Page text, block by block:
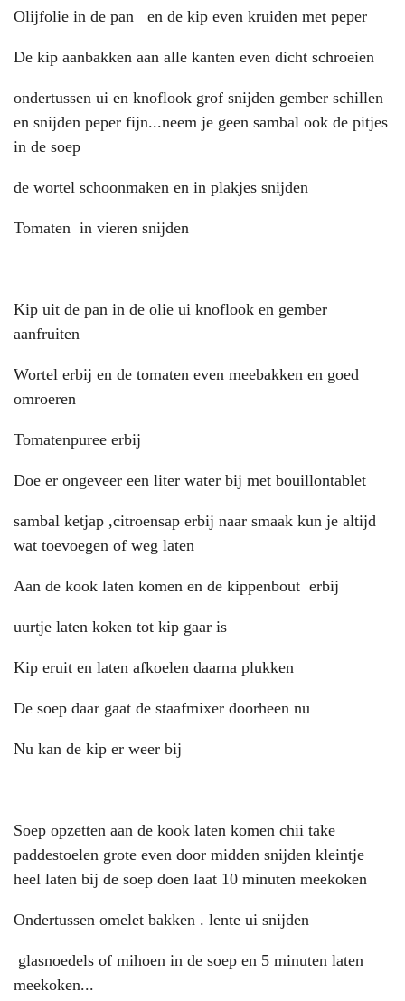
Olijfolie in de pan en de kip even kruiden met peper
De kip aanbakken aan alle kanten even dicht schroeien
ondertussen ui en knoflook grof snijden gember schillen
en snijden peper fijn...neem je geen sambal ook de pitjes
in de soep
de wortel schoonmaken en in plakjes snijden
Tomaten in vieren snijden
Kip uit de pan in de olie ui knoflook en gember
aanfruiten
Wortel erbij en de tomaten even meebakken en goed
omroeren
Tomatenpuree erbij
Doe er ongeveer een liter water bij met bouillontablet
sambal ketjap ,citroensap erbij naar smaak kun je altijd
wat toevoegen of weg laten
Aan de kook laten komen en de kippenbout erbij
uurtje laten koken tot kip gaar is
Kip eruit en laten afkoelen daarna plukken
De soep daar gaat de staafmixer doorheen nu
Nu kan de kip er weer bij
Soep opzetten aan de kook laten komen chii take
paddestoelen grote even door midden snijden kleintje
heel laten bij de soep doen laat 10 minuten meekoken
Ondertussen omelet bakken . lente ui snijden
glasnoedels of mihoen in de soep en 5 minuten laten
meekoken...